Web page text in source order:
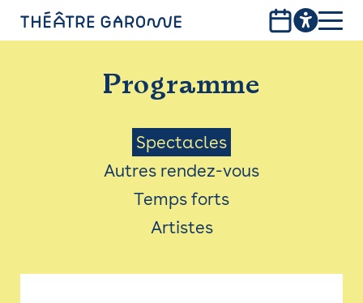
PROGRAMME
INFOS PRATIQUES
AVEC LES PUBLICS
ACCESSIBILITÉ
LES PRODUCTIONS
Programme
Menu
Saison
Spectacles
Autres rendez-vous
Temps forts
Artistes